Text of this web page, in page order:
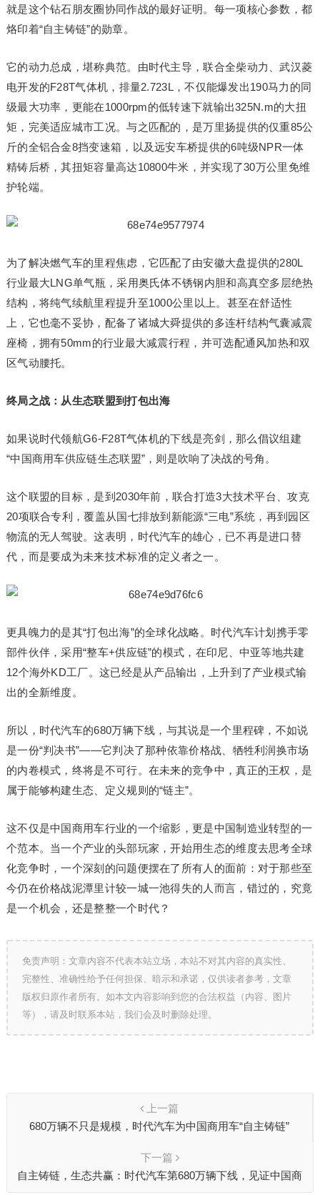
就是这个钻石朋友圈协同作战的最好证明。每一项核心参数，都
烙印着“自主铸链”的勋章。
它的动力总成，堪称典范。由时代主导，联合全柴动力、武汉菱
电开发的F28T气体机，排量2.723L，不仅能爆发出190马力的同
级最大功率，更能在1000rpm的低转速下就输出325N.m的大扭
矩，完美适应城市工况。与之匹配的，是万里扬提供的仅重85公
斤的全铝合金8挡变速箱，以及远安车桥提供的6吨级NPR一体
精铸后桥，其扭矩容量高达10800牛米，并实现了30万公里免维
护轮端。
为了解决燃气车的里程焦虑，它匹配了由安徽大盘提供的280L
行业最大LNG单气瓶，采用奥氏体不锈钢内胆和高真空多层绝热
结构，将纯气续航里程提升至1000公里以上。甚至在舒适性
上，它也毫不妥协，配备了诸城大舜提供的多连杆结构气囊减震
座椅，拥有50mm的行业最大减震行程，并可选配通风加热和双
区气动腰托。
终局之战：从生态联盟到打包出海
如果说时代领航G6-F28T气体机的下线是亮剑，那么倡议组建
“中国商用车供应链生态联盟”，则是吹响了决战的号角。
这个联盟的目标，是到2030年前，联合打造3大技术平台、攻克
20项联合专利，覆盖从国七排放到新能源“三电”系统，再到园区
物流的无人驾驶。这表明，时代汽车的雄心，已不再是进口替
代，而是要成为未来技术标准的定义者之一。
更具魄力的是其“打包出海”的全球化战略。时代汽车计划携手零
部件伙伴，采用“整车+供应链”的模式，在印尼、中亚等地共建
12个海外KD工厂。这已经是从产品输出，上升到了产业模式输
出的全新维度。
所以，时代汽车的680万辆下线，与其说是一个里程碑，不如说
是一份“判决书”——它判决了那种依靠价格战、牺牲利润换市场
的内卷模式，终将是不可行。在未来的竞争中，真正的王权，是
属于能够构建生态、定义规则的“链主”。
这不仅是中国商用车行业的一个缩影，更是中国制造业转型的一
个范本。当一个产业的头部玩家，开始用生态的维度去思考全球
化竞争时，一个深刻的问题便摆在了所有人的面前：对于那些至
今仍在价格战泥潭里计较一城一池得失的人而言，错过的，究竟
是一个机会，还是整整一个时代？
免责声明：文章内容不代表本站立场，本站不对其内容的真实性、
完整性、准确性给予任何担保、暗示和承诺，仅供读者参考，文章
版权归原作者所有。如本文内容影响到您的合法权益（内容、图片
等），请及时联系本站，我们会及时删除处理。
上一篇
680万辆不只是规模，时代汽车为中国商用车“自主铸链”
下一篇
自主铸链，生态共赢：时代汽车第680万辆下线，见证中国商